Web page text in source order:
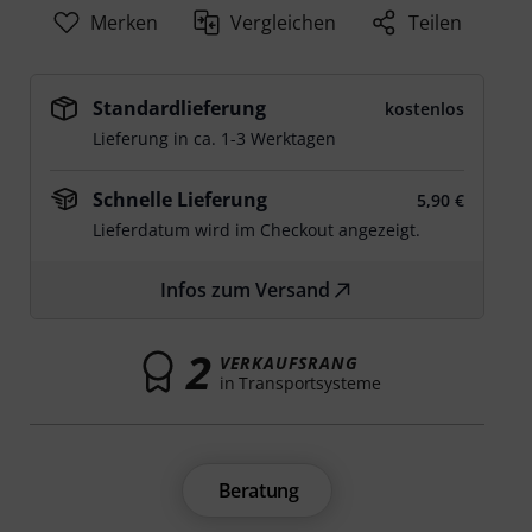
Merken Vergleichen Teilen
Standardlieferung
kostenlos
Lieferung in ca. 1-3 Werktagen
Schnelle Lieferung
5,90 €
Lieferdatum wird im Checkout angezeigt.
Infos zum Versand
2 VERKAUFSRANG
in Transportsysteme
Beratung